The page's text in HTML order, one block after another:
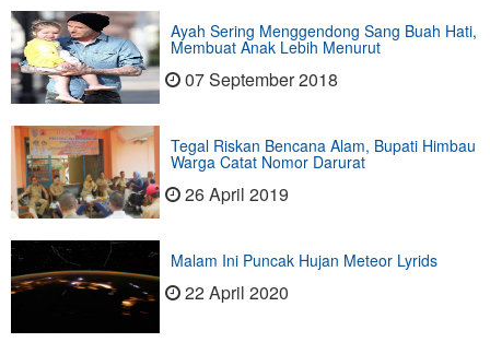
Ayah Sering Menggendong Sang Buah Hati,
Membuat Anak Lebih Menurut
07 September 2018
Tegal Riskan Bencana Alam, Bupati Himbau
Warga Catat Nomor Darurat
26 April 2019
Malam Ini Puncak Hujan Meteor Lyrids
22 April 2020